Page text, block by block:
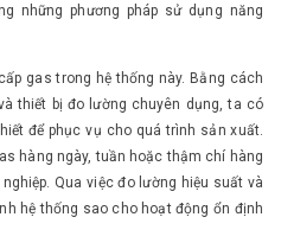
những phương pháp sử dụng năng
gas trong hệ thống này. Bằng cách
thiết bị đo lường chuyên dụng, ta có
để phục vụ cho quá trình sản xuất.
hàng ngày, tuần hoặc thậm chí hàng
Qua việc đo lường hiệu suất và
hệ thống sao cho hoạt động ổn định